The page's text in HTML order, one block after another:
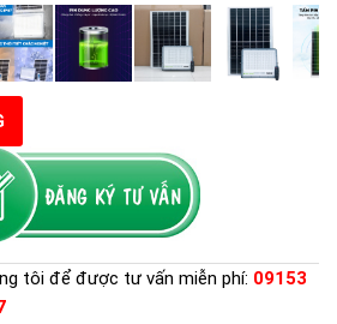
tôi để được tư vấn miễn phí: 09153